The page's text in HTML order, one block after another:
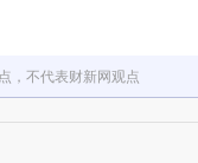
，不代表财新网观点